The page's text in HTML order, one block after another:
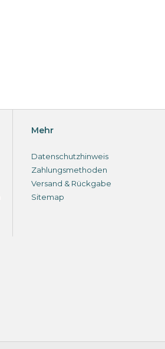
Mehr
Datenschutzhinweis
Zahlungsmethoden
Versand & Rückgabe
Sitemap